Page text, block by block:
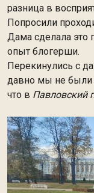
разница в
Попросили
Дама сделала это
опыт блогерши.
Перекинулись с
давно мы не были
что в Павловский